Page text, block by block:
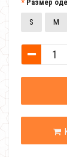
Размер
S M